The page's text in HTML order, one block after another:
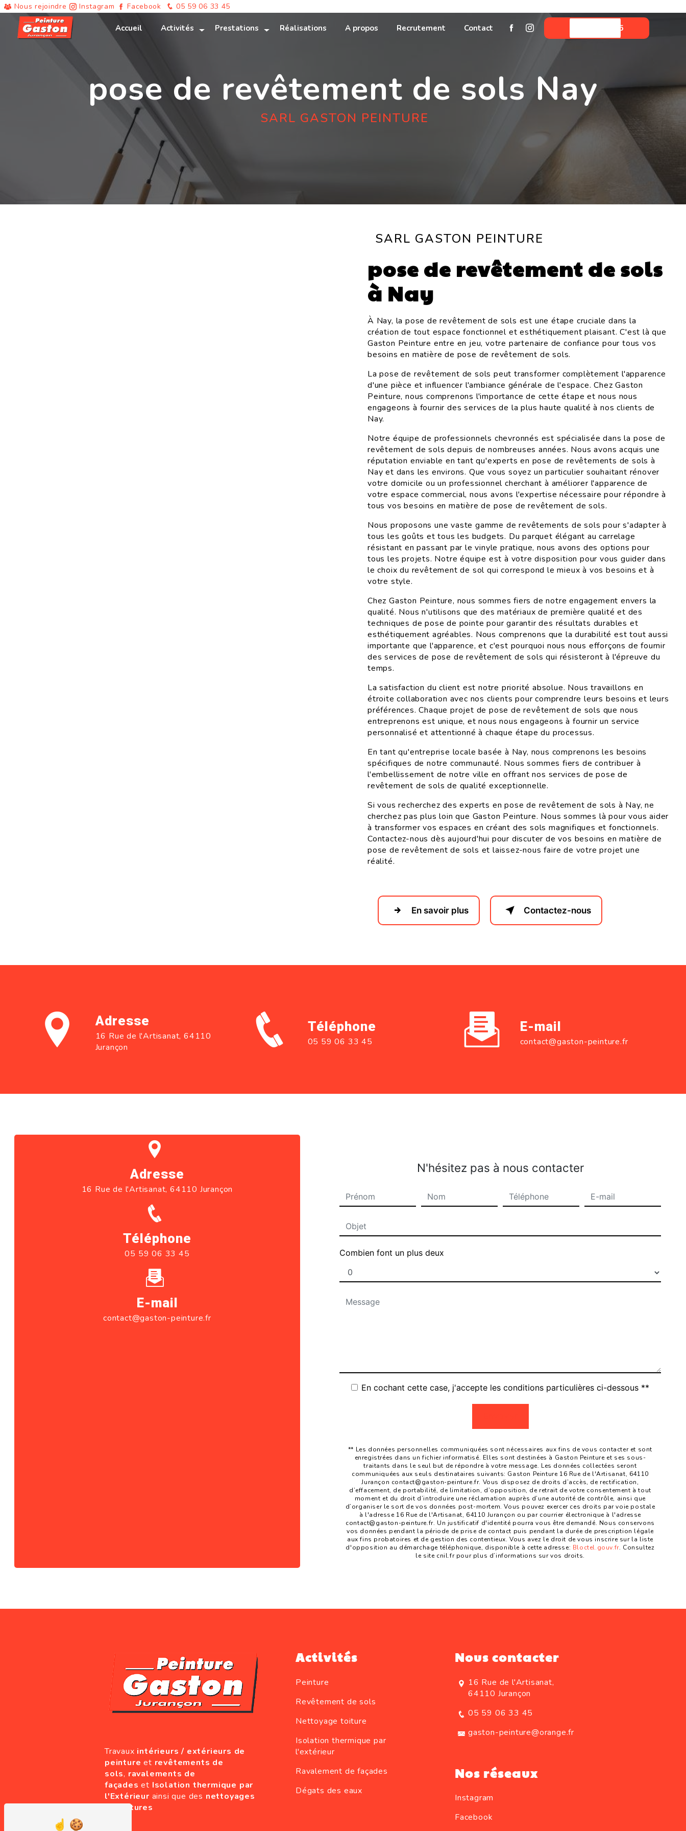
Nous rejoindre Instagram Facebook 05 59 06 33 45
Accueil Activités Prestations Réalisations A propos Recrutement Contact 05 59 06 33 45
pose de revêtement de sols Nay
SARL GASTON PEINTURE
SARL GASTON PEINTURE
pose de revêtement de sols
à Nay
À Nay, la pose de revêtement de sols est une étape cruciale dans la
création de tout espace fonctionnel et esthétiquement plaisant. C'est là que
Gaston Peinture entre en jeu, votre partenaire de confiance pour tous vos
besoins en matière de pose de revêtement de sols.
La pose de revêtement de sols peut transformer complètement l'apparence
d'une pièce et influencer l'ambiance générale de l'espace. Chez Gaston
Peinture, nous comprenons l'importance de cette étape et nous nous
engageons à fournir des services de la plus haute qualité à nos clients de
Nay.
Notre équipe de professionnels chevronnés est spécialisée dans la pose de
revêtement de sols depuis de nombreuses années. Nous avons acquis une
réputation enviable en tant qu'experts en pose de revêtements de sols à
Nay et dans les environs. Que vous soyez un particulier souhaitant rénover
votre domicile ou un professionnel cherchant à améliorer l'apparence de
votre espace commercial, nous avons l'expertise nécessaire pour répondre à
tous vos besoins en matière de pose de revêtement de sols.
Nous proposons une vaste gamme de revêtements de sols pour s'adapter à
tous les goûts et tous les budgets. Du parquet élégant au carrelage
résistant en passant par le vinyle pratique, nous avons des options pour
tous les projets. Notre équipe est à votre disposition pour vous guider dans
le choix du revêtement de sol qui correspond le mieux à vos besoins et à
votre style.
Chez Gaston Peinture, nous sommes fiers de notre engagement envers la
qualité. Nous n'utilisons que des matériaux de première qualité et des
techniques de pose de pointe pour garantir des résultats durables et
esthétiquement agréables. Nous comprenons que la durabilité est tout aussi
importante que l'apparence, et c'est pourquoi nous nous efforçons de fournir
des services de pose de revêtement de sols qui résisteront à l'épreuve du
temps.
La satisfaction du client est notre priorité absolue. Nous travaillons en
étroite collaboration avec nos clients pour comprendre leurs besoins et leurs
préférences. Chaque projet de pose de revêtement de sols que nous
entreprenons est unique, et nous nous engageons à fournir un service
personnalisé et attentionné à chaque étape du processus.
En tant qu'entreprise locale basée à Nay, nous comprenons les besoins
spécifiques de notre communauté. Nous sommes fiers de contribuer à
l'embellissement de notre ville en offrant nos services de pose de
revêtement de sols de qualité exceptionnelle.
Si vous recherchez des experts en pose de revêtement de sols à Nay, ne
cherchez pas plus loin que Gaston Peinture. Nous sommes là pour vous aider
à transformer vos espaces en créant des sols magnifiques et fonctionnels.
Contactez-nous dès aujourd'hui pour discuter de vos besoins en matière de
pose de revêtement de sols et laissez-nous faire de votre projet une
réalité.
En savoir plus Contactez-nous
Adresse
16 Rue de l'Artisanat, 64110
Jurançon
Téléphone
05 59 06 33 45
E-mail
contact@gaston-peinture.fr
N'hésitez pas à nous contacter
Combien font un plus deux
En cochant cette case, j'accepte les conditions particulières ci-dessous **
** Les données personnelles communiquées sont nécessaires aux fins de vous contacter et sont
enregistrées dans un fichier informatisé. Elles sont destinées à Gaston Peinture et ses sous-
traitants dans le seul but de répondre à votre message. Les données collectées seront
communiquées aux seuls destinataires suivants: Gaston Peinture 16 Rue de l'Artisanat, 64110
Jurançon contact@gaston-peinture.fr. Vous disposez de droits d’accès, de rectification,
d’effacement, de portabilité, de limitation, d’opposition, de retrait de votre consentement à tout
moment et du droit d’introduire une réclamation auprès d’une autorité de contrôle, ainsi que
d’organiser le sort de vos données post-mortem. Vous pouvez exercer ces droits par voie postale
à l'adresse 16 Rue de l'Artisanat, 64110 Jurançon ou par courrier électronique à l'adresse
contact@gaston-peinture.fr. Un justificatif d'identité pourra vous être demandé. Nous conservons
vos données pendant la période de prise de contact puis pendant la durée de prescription légale
aux fins probatoires et de gestion des contentieux. Vous avez le droit de vous inscrire sur la liste
d'opposition au démarchage téléphonique, disponible à cette adresse: Bloctel.gouv.fr. Consultez
le site cnil.fr pour plus d’informations sur vos droits.
Adresse
16 Rue de l'Artisanat, 64110 Jurançon
Téléphone
05 59 06 33 45
E-mail
contact@gaston-peinture.fr
Travaux intérieurs / extérieurs de
peinture et revêtements de
sols, ravalements de
façades et Isolation thermique par
l'Extérieur ainsi que des nettoyages
de toitures
Activités
Peinture
Revêtement de sols
Nettoyage toiture
Isolation thermique par
l'extérieur
Ravalement de façades
Dégats des eaux
Nous contacter
16 Rue de l'Artisanat,
64110 Jurançon
05 59 06 33 45
gaston-peinture@orange.fr
Nos réseaux
Instagram
Facebook
Panneau de gestion des cookies